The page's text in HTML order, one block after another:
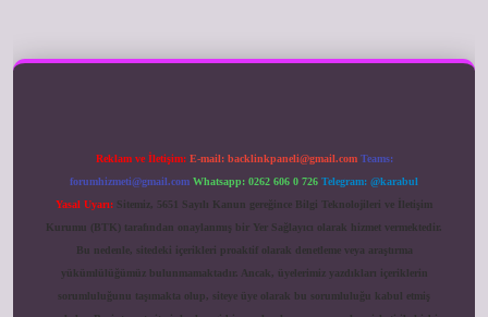
Reklam ve İletişim: E-mail: backlinkpaneli@gmail.com Teams:
forumhizmeti@gmail.com Whatsapp: 0262 606 0 726 Telegram: @karabul
Yasal Uyarı: Sitemiz, 5651 Sayılı Kanun gereğince Bilgi Teknolojileri ve İletişim
Kurumu (BTK) tarafından onaylanmış bir Yer Sağlayıcı olarak hizmet vermektedir.
Bu nedenle, sitedeki içerikleri proaktif olarak denetleme veya araştırma
yükümlülüğümüz bulunmamaktadır. Ancak, üyelerimiz yazdıkları içeriklerin
sorumluluğunu taşımakta olup, siteye üye olarak bu sorumluluğu kabul etmiş